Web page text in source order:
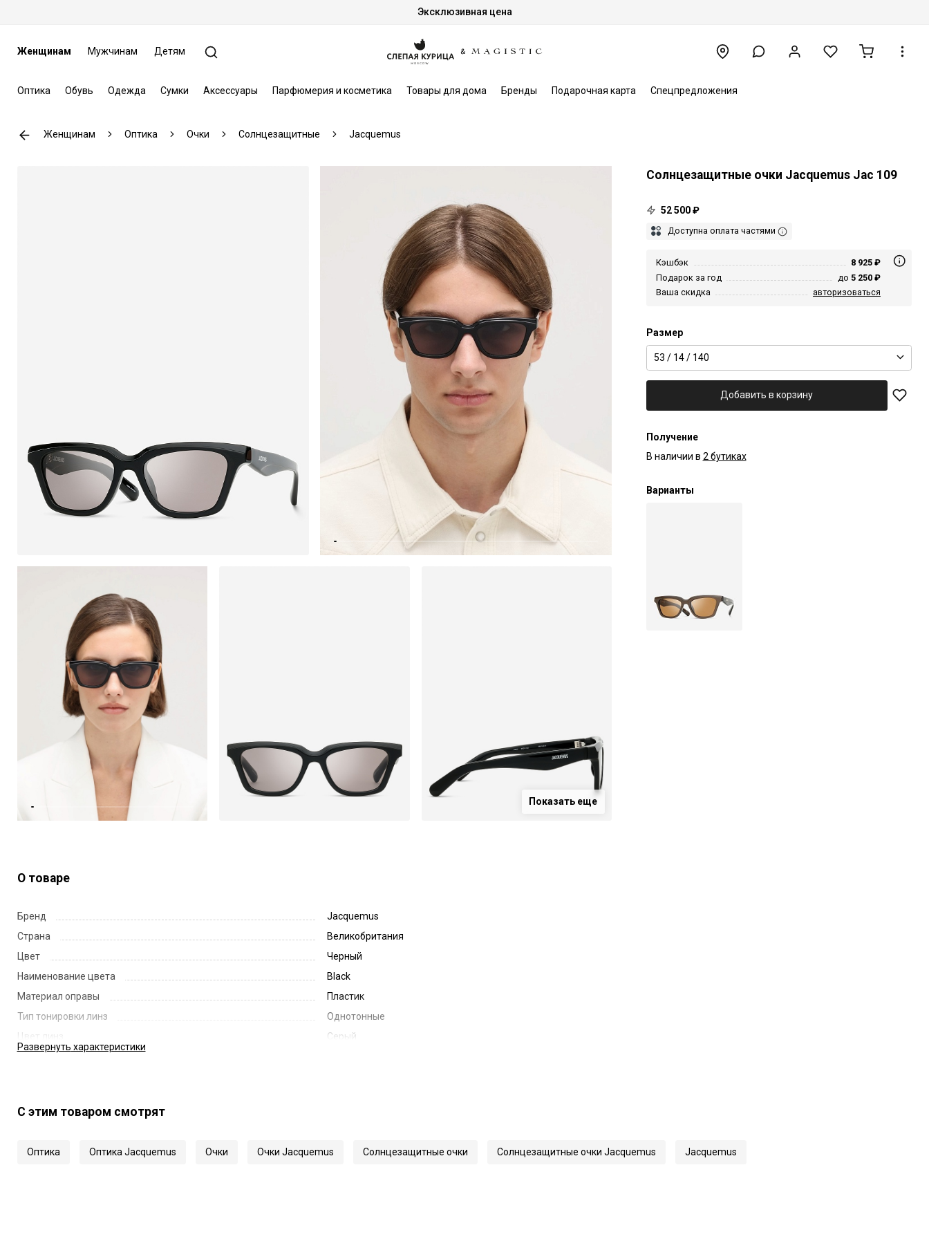
Эксклюзивная цена
Женщинам Мужчинам Детям
Оптика Обувь Одежда Сумки Аксессуары Парфюмерия и косметика Товары для дома Бренды Подарочная карта Спецпредложения
Женщинам Оптика Очки Солнцезащитные Jacquemus
Показать еще
Солнцезащитные очки Jacquemus Jac 109
52 500 ₽
Доступна оплата частями
Кэшбэк
8 925 ₽
Подарок за год
до 5 250 ₽
Ваша скидка
авторизоваться
Размер
53 / 14 / 140
Добавить в корзину
Получение
В наличии в 2 бутиках
Варианты
О товаре
Бренд
Jacquemus
Страна
Великобритания
Цвет
Черный
Наименование цвета
Black
Материал оправы
Пластик
Тип тонировки линз
Однотонные
Цвет линз
Серый
Длина заушника
Артикул
Jac 109
Развернуть характеристики
С этим товаром смотрят
Оптика Оптика Jacquemus Очки Очки Jacquemus Солнцезащитные очки Солнцезащитные очки Jacquemus Jacquemus